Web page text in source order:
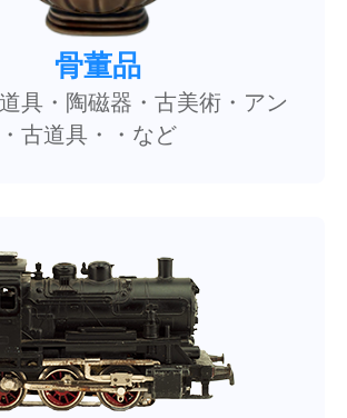
骨董品
具・陶磁器・古美術・アン
古道具・・など